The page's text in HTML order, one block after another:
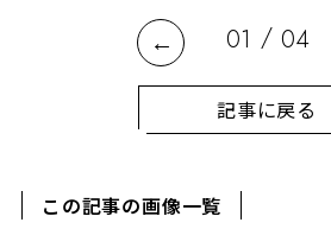
01 / 04
記事に戻る
この記事の画像一覧